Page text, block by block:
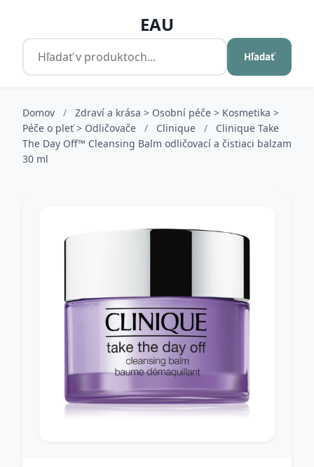
EAU
Hľadať
Domov /
Zdraví a krása > Osobní péče > Kosmetika >
Péče o pleť > Odličovače
/ Clinique /
Clinique Take
The Day Off™ Cleansing Balm odličovací a čistiaci balzam
30 ml